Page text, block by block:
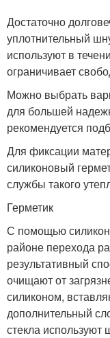
Достаточно
уплотнительный
используют в
ограничивает
Можно выбрать
для большей
рекомендуется
Для фиксации
силиконовый
службы такого
Герметик
С помощью
районе перехода
результативный
очищают от
силиконом,
дополнительный
стекла используют